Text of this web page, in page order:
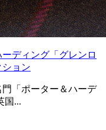
ディング「グレンロ
ョン
「ポーター＆ハーデ
国...